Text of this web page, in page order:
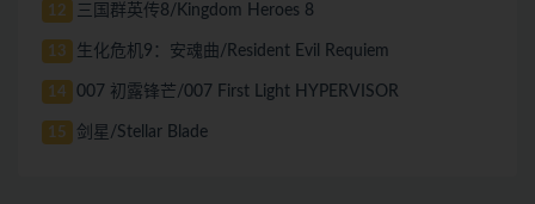
12 三国群英传8/Kingdom Heroes 8
13 生化危机9：安魂曲/Resident Evil Requiem
14 007 初露锋芒/007 First Light HYPERVISOR
15 剑星/Stellar Blade